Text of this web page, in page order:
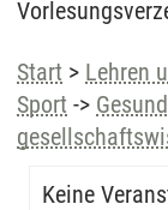
Start > Lehren
Sport ->
Keine